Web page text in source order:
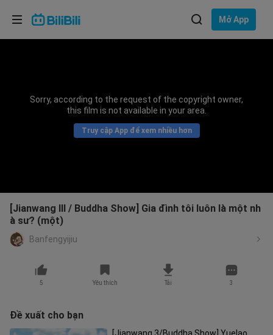
Mở App
Sorry, according to the request of the copyright owner,
this film is not available in your area.
Truy cập App để xem nhiều hơn
[Jianwang III / Buddha Show] Gia đình tôi luôn là một nh
à sư? (một)
Banfengyijiu
5 Yêu thích Tải 3
Đề xuất cho bạn
Lựa chọn ngôn ngữ
Bahasa Indonesia